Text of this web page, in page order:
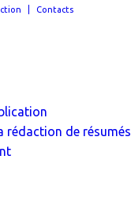
Contacts
rédaction de résumés